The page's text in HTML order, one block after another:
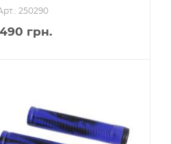
250290
490 грн.